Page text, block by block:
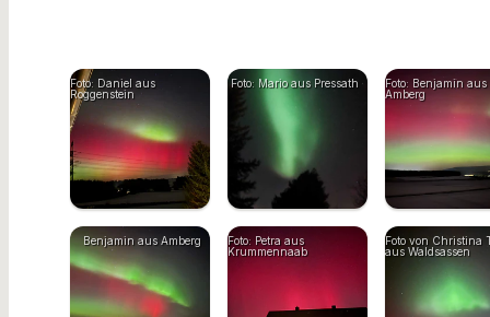
Foto: Daniel aus
Roggenstein
Foto: Mario aus Pressath
Foto: Benjamin aus
Amberg
Benjamin aus Amberg
Foto: Petra aus
Krummennaab
Foto von Christina
aus Waldsassen